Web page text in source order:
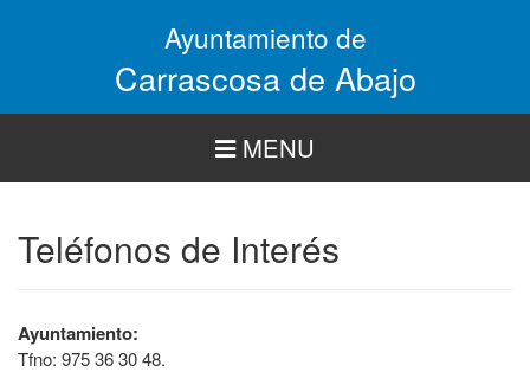
Ayuntamiento de
Carrascosa de Abajo
MENU
Teléfonos de Interés
Ayuntamiento:
Tfno: 975 36 30 48.